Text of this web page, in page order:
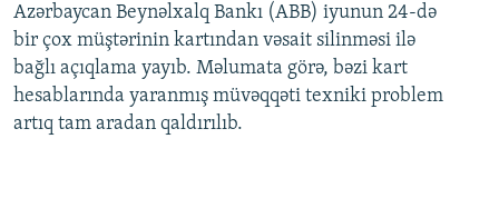
Azərbaycan Beynəlxalq Bankı (ABB) iyunun 24-də
bir çox müştərinin kartından vəsait silinməsi ilə
bağlı açıqlama yayıb. Məlumata görə, bəzi kart
hesablarında yaranmış müvəqqəti texniki problem
artıq tam aradan qaldırılıb.